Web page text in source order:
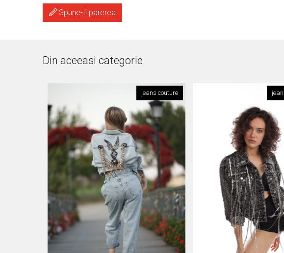
Spune-ti parerea
Din aceeasi categorie
jeans couture